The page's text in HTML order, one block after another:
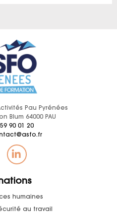
Pau Pyrénées
Blum 64000 PAU
90 01 20
humaines
au travail